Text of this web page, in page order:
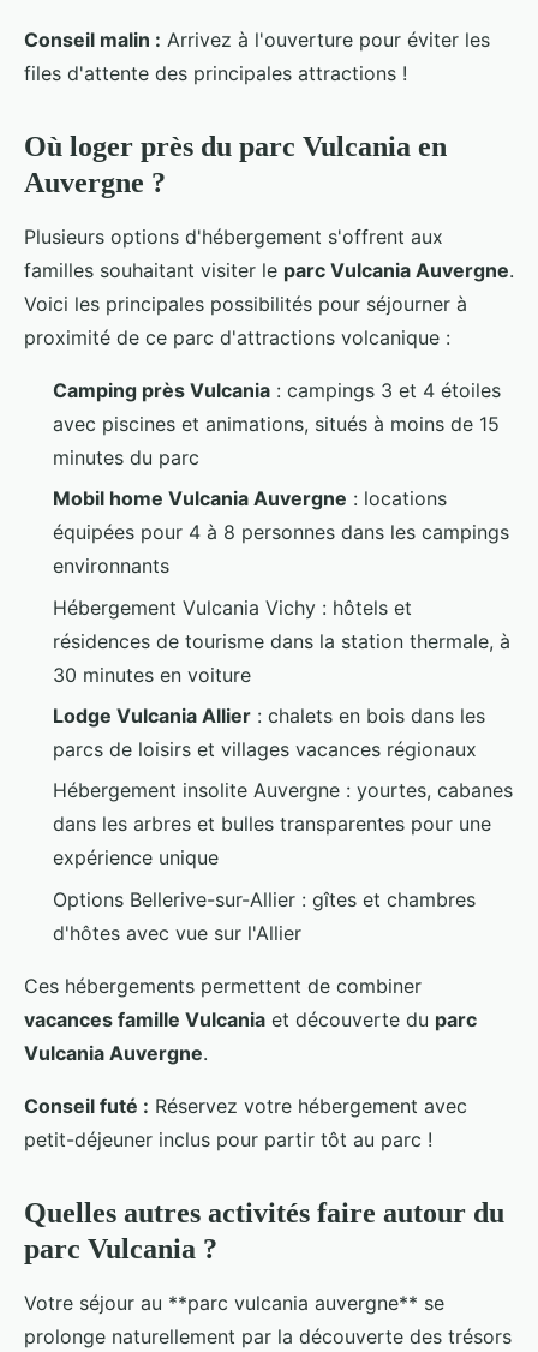
Conseil malin : Arrivez à l'ouverture pour éviter les
files d'attente des principales attractions !
Où loger près du parc Vulcania en
Auvergne ?
Plusieurs options d'hébergement s'offrent aux
familles souhaitant visiter le parc Vulcania Auvergne.
Voici les principales possibilités pour séjourner à
proximité de ce parc d'attractions volcanique :
Camping près Vulcania : campings 3 et 4 étoiles
avec piscines et animations, situés à moins de 15
minutes du parc
Mobil home Vulcania Auvergne : locations
équipées pour 4 à 8 personnes dans les campings
environnants
Hébergement Vulcania Vichy : hôtels et
résidences de tourisme dans la station thermale, à
30 minutes en voiture
Lodge Vulcania Allier : chalets en bois dans les
parcs de loisirs et villages vacances régionaux
Hébergement insolite Auvergne : yourtes, cabanes
dans les arbres et bulles transparentes pour une
expérience unique
Options Bellerive-sur-Allier : gîtes et chambres
d'hôtes avec vue sur l'Allier
Ces hébergements permettent de combiner
vacances famille Vulcania et découverte du parc
Vulcania Auvergne.
Conseil futé : Réservez votre hébergement avec
petit-déjeuner inclus pour partir tôt au parc !
Quelles autres activités faire autour du
parc Vulcania ?
Votre séjour au **parc vulcania auvergne** se
prolonge naturellement par la découverte des trésors